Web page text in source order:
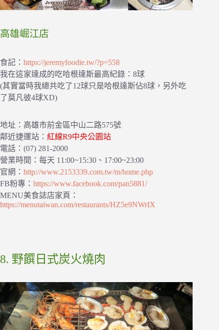
高雄崛江店
食記： https://jeremyfoodie.tw/?p=558
我在這家達成的吃哈根達斯最高紀錄：8球
(其實當時我總共吃了12球只是哈根達斯佔8球，另外吃
了莫凡彼4球XD)
地址：高雄市前金區中山二路575號
鄰近捷運站： 紅線R9中央公園站
電話：(07) 281-2000
營業時間：每天 11:00~15:30、17:00~23:00
官網： http://www.2153339.com.tw/m/home.php
FB粉專： https://www.facebook.com/pan5881/
MENU美食誌店家頁：
https://menutaiwan.com/restaurants/HZ5e9NWrIX
8. 野饌日式炭火燒肉